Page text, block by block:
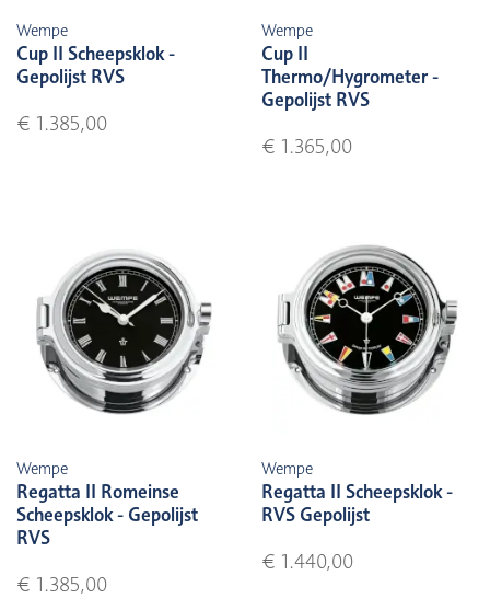
Wempe
Cup II Scheepsklok -
Gepolijst RVS
€ 1.385,00
Wempe
Cup II
Thermo/Hygrometer -
Gepolijst RVS
€ 1.365,00
Wempe
Regatta II Romeinse
Scheepsklok - Gepolijst
RVS
€ 1.385,00
Wempe
Regatta II Scheepsklok -
RVS Gepolijst
€ 1.440,00